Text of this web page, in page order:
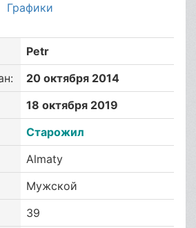
Графики
Petr
20 октября 2014
18 октября 2019
Старожил
Almaty
Мужской
39